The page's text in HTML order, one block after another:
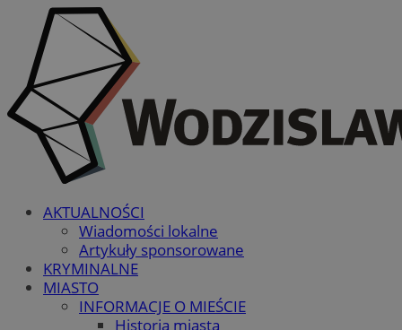
AKTUALNOŚCI
Wiadomości lokalne
Artykuły sponsorowane
KRYMINALNE
MIASTO
INFORMACJE O MIEŚCIE
Historia miasta